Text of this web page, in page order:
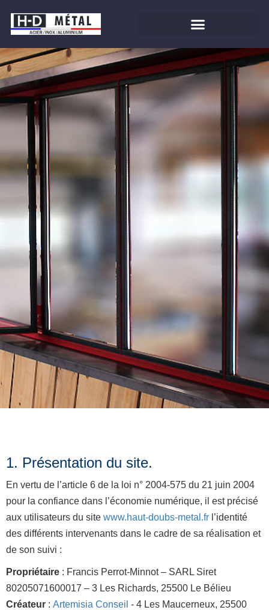
1. Présentation du site.
En vertu de l’article 6 de la loi n° 2004-575 du 21 juin 2004
pour la confiance dans l’économie numérique, il est précisé
aux utilisateurs du site www.haut-doubs-metal.fr l’identité
des différents intervenants dans le cadre de sa réalisation et
de son suivi :
Propriétaire : Francis Perrot-Minnot – SARL Siret
80205071600017 – 3 Les Richards, 25500 Le Bélieu
Créateur : Artemisia Conseil - 4 Les Maucerneux, 25500